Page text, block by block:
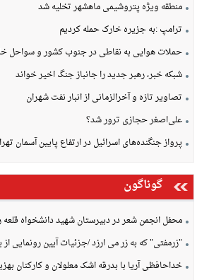
منطقه ویژه پتروشیمی ماهشهر تخلیه شد
ترامپ :به جزیره خارک حمله کردیم
حملات هوایی به نقاطی در جنوب کشور و سواحل
شبکه خبر، رهبر جدید را جانباز جنگ اخیر خواند
تصاویر تازه و آخرالزمانی از انبار نفت شهران
علی‌اصغر حجازی ترور شد؟
پرواز جنگنده‌های اسرائیل در ارتفاع پایین آسمان
گوناگون
محفل انجمن شعر در دبیرستان شهید دانشخواه
"زرمفتی" که به زر می ارزد /جزئیات آیین رونمایی
خداحافظی آریا با بدرقه اشک معلولان و کارکنان